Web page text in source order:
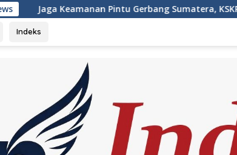
Gerbang Sumatera, KSKP Bakauheni Gencarkan
Indeks